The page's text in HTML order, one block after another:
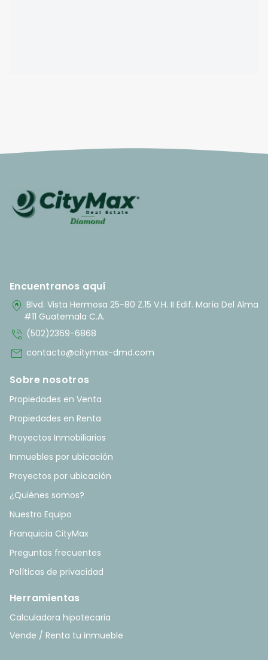
Encuentranos aquí
home_pin Blvd. Vista Hermosa 25-80 Z.15 V.H. II Edif. María Del Alma
#11 Guatemala C.A.
phone_in_talk (502)2369-6868
mail contacto@citymax-dmd.com
Sobre nosotros
Propiedades en Venta
Propiedades en Renta
Proyectos Inmobiliarios
Inmuebles por ubicación
Proyectos por ubicación
¿Quiénes somos?
Nuestro Equipo
Franquicia CityMax
Preguntas frecuentes
Políticas de privacidad
Herramientas
Calculadora hipotecaria
Vende / Renta tu inmueble